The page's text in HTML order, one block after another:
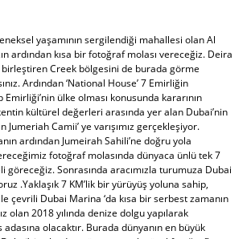
yaşamının sergilendiği mahallesi olan Al
ardından kısa bir fotoğraf molası vereceğiz. Deira
Creek bölgesini de burada görme
Ardından ‘National House’ 7 Emirliğin
ülke olması konusunda kararının
kültürel değerleri arasında yer alan Dubai’nin
Camii’ ye varışımız gerçekleşiyor.
ardından Jumeirah Sahili’ne doğru yola
fotoğraf molasında dünyaca ünlü tek 7
göreceğiz. Sonrasında aracımızla turumuza Dubai
.Yaklaşık 7 KM’lik bir yürüyüş yoluna sahip,
çevrili Dubai Marina ‘da kısa bir serbest zamanın
olan 2018 yılında denize dolgu yapılarak
adasına olacaktır. Burada dünyanın en büyük